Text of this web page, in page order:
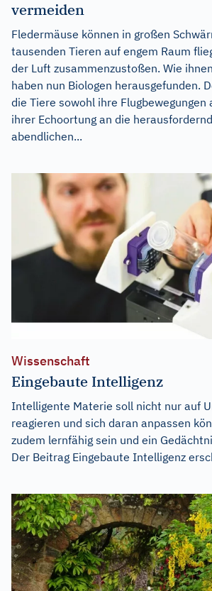
vermeiden
Fledermäuse können in großen
tausenden Tieren auf engem Raum
der Luft zusammenzustoßen. Wie
haben nun Biologen herausgefunden.
die Tiere sowohl ihre Flugbewegungen
ihrer Echoortung an die
abendlichen...
Wissenschaft
Eingebaute Intelligenz
Intelligente Materie soll nicht nur auf
reagieren und sich daran anpassen
zudem lernfähig sein und ein
Der Beitrag Eingebaute Intelligenz